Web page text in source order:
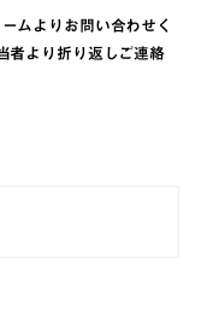
ムよりお問い合わせく
者より折り返しご連絡